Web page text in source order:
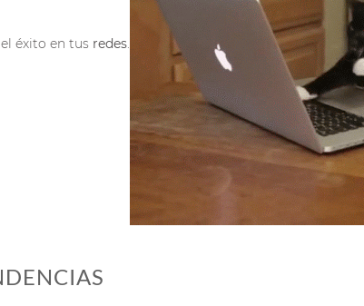
éxito en tus redes.